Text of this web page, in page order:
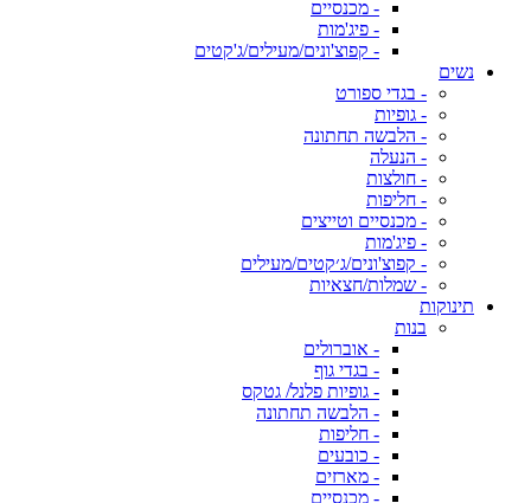
- מכנסיים
- פיג'מות
- קפוצ'ונים/מעילים/ג'קטים
נשים
- בגדי ספורט
- גופיות
- הלבשה תחתונה
- הנעלה
- חולצות
- חליפות
- מכנסיים וטייצים
- פיג'מות
- קפוצ'ונים/ג׳קטים/מעילים
- שמלות/חצאיות
תינוקות
בנות
- אוברולים
- בגדי גוף
- גופיות פלנל/ גטקס
- הלבשה תחתונה
- חליפות
- כובעים
- מארזים
- מכנסיים